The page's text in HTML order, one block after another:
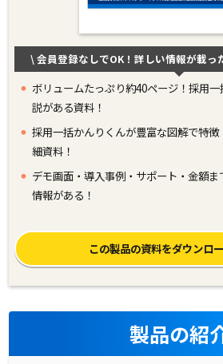
\ 会員登録なしでOK！詳しい情報が載っ
ボリュームたっぷり約40ページ！採用
説がある資料！
採用一括かんりくんが豊富な図解で特
細資料！
デモ画面・導入事例・サポート・金額
情報がある！
この製品の資料をダウンロ
製品の紹